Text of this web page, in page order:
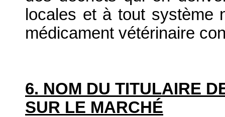
locales et à tout système
médicament vétérinaire
6. NOM DU TITULAIRE
SUR LE MARCHÉ